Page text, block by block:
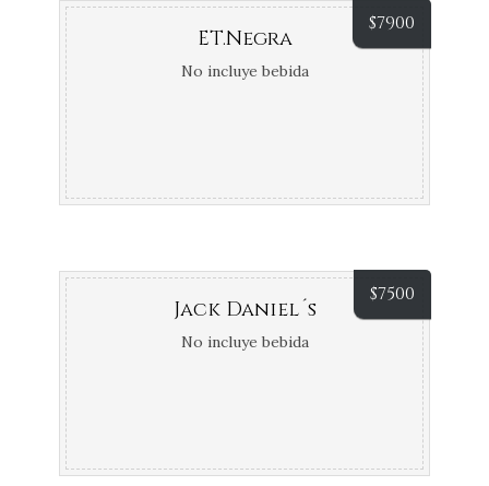
$7900
ET.Negra
No incluye bebida
$7500
Jack Daniel´s
No incluye bebida